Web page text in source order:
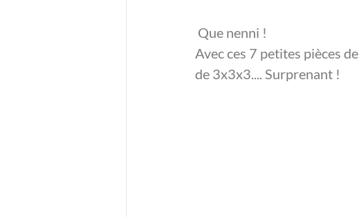
Que nenni !
Avec ces 7 petites pièces
de 3x3x3.... Surprenant !